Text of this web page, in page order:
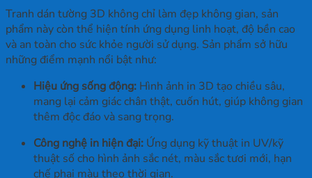
Tranh dán tường 3D không chỉ làm đẹp không gian, sản
phẩm này còn thể hiện tính ứng dụng linh hoạt, độ bền cao
và an toàn cho sức khỏe người sử dụng. Sản phẩm sở hữu
những điểm mạnh nổi bật như:
Hiệu ứng sống động: Hình ảnh in 3D tạo chiều sâu,
mang lại cảm giác chân thật, cuốn hút, giúp không gian
thêm độc đáo và sang trọng.
Công nghệ in hiện đại: Ứng dụng kỹ thuật in UV/kỹ
thuật số cho hình ảnh sắc nét, màu sắc tươi mới, hạn
chế phai màu theo thời gian.